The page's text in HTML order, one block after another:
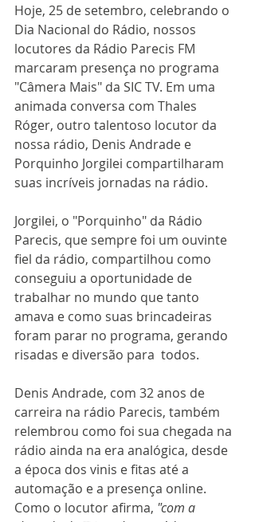
Hoje, 25 de setembro, celebrando o
Dia Nacional do Rádio, nossos
locutores da Rádio Parecis FM
marcaram presença no programa
"Câmera Mais" da SIC TV. Em uma
animada conversa com Thales
Róger, outro talentoso locutor da
nossa rádio, Denis Andrade e
Porquinho Jorgilei compartilharam
suas incríveis jornadas na rádio.
Jorgilei, o "Porquinho" da Rádio
Parecis, que sempre foi um ouvinte
fiel da rádio, compartilhou como
conseguiu a oportunidade de
trabalhar no mundo que tanto
amava e como suas brincadeiras
foram parar no programa, gerando
risadas e diversão para  todos.
Denis Andrade, com 32 anos de
carreira na rádio Parecis, também
relembrou como foi sua chegada na
rádio ainda na era analógica, desde
a época dos vinis e fitas até a
automação e a presença online.
Como o locutor afirma, "com a